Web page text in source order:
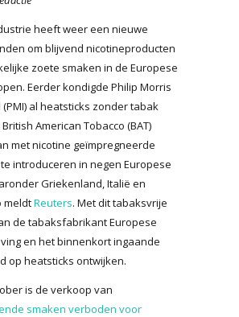
heeft weer een nieuwe
om blijvend nicotineproducten
zoete smaken in de Europese
Eerder kondigde Philip Morris
al heatsticks zonder tabak
American Tobacco (BAT)
met nicotine geïmpregneerde
introduceren in negen Europese
Griekenland, Italië en
meldtReuters. Met dit tabaksvrije
de tabaksfabrikant Europese
en het binnenkort ingaande
op heatsticks ontwijken.
is de verkoop van
smaken verboden voor